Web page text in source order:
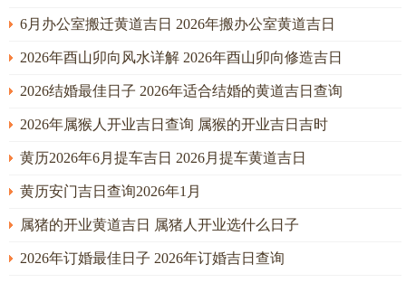
力，然卯木生火，火势复燃，故需金属器物置于床头，以金
制木生水。
五行生克链，癸水弱而受土克，若宅中西北方见水景，则可
助水势，转危为安；丁未年正月初三（阳历2027年1月20
隆，宜安床、入宅、修造，忌动土、开仓，冲煞在子，则生
肖属鼠之人勿用。吉时为申时（15：00-17：00）与酉时
（17：00-19：00），申酉金旺，制火生水，主家宅稳固。
分析此日，戊土厚重，火土成慈，若命主八字喜火土，则床
6月办公室搬迁黄道吉日 2026年搬办公室黄道吉日
2026年酉山卯向风水详解 2026年酉山卯向修造吉日
2026结婚最佳日子 2026年适合结婚的黄道吉日查询
2026年属猴人开业吉日查询 属猴的开业吉日吉时
黄历2026年6月提车吉日 2026月提车黄道吉日
黄历安门吉日查询2026年1月
属猪的开业黄道吉日 属猪人开业选什么日子
2026年订婚最佳日子 2026年订婚吉日查询